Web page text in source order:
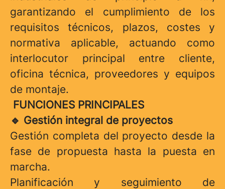
garantizando el cumplimiento de los
requisitos técnicos, plazos, costes y
normativa aplicable, actuando como
interlocutor principal entre cliente,
oficina técnica, proveedores y equipos
de montaje.
FUNCIONES PRINCIPALES
🔹 Gestión integral de proyectos
Gestión completa del proyecto desde la
fase de propuesta hasta la puesta en
marcha.
Planificación y seguimiento de